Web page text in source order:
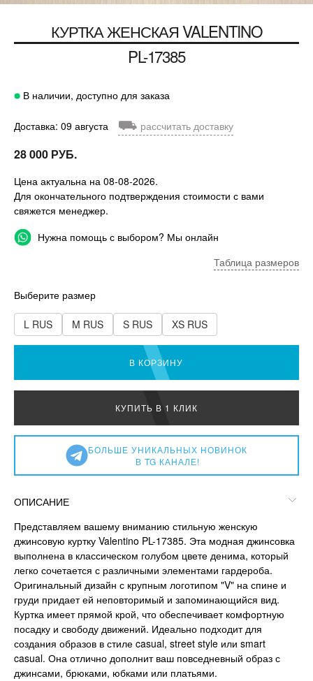
КУРТКА ЖЕНСКАЯVALENTINO
PL-17385
В наличии, доступно для заказа
Доставка: 09 августа ⛟ рассчитать доставку
28 000 РУБ.
Цена актуальна на 08-08-2026.
Для окончательного подтверждения стоимости с вами
свяжется менеджер.
Нужна помощь с выбором? Мы онлайн
Таблица размеров
Выберите размер
L RUS M RUS S RUS XS RUS
В КОРЗИНУ
КУПИТЬ В 1 КЛИК
БОЛЬШЕ УНИКАЛЬНЫХ НОВИНОК
В TG КАНАЛЕ!
ОПИСАНИЕ
Представляем вашему вниманию стильную женскую
джинсовую куртку Valentino PL-17385. Эта модная джинсовка
выполнена в классическом голубом цвете денима, который
легко сочетается с различными элементами гардероба.
Оригинальный дизайн с крупным логотипом "V" на спине и
груди придает ей неповторимый и запоминающийся вид.
Куртка имеет прямой крой, что обеспечивает комфортную
посадку и свободу движений. Идеально подходит для
создания образов в стиле casual, street style или smart
casual. Она отлично дополнит ваш повседневный образ с
джинсами, брюками, юбками или платьями.